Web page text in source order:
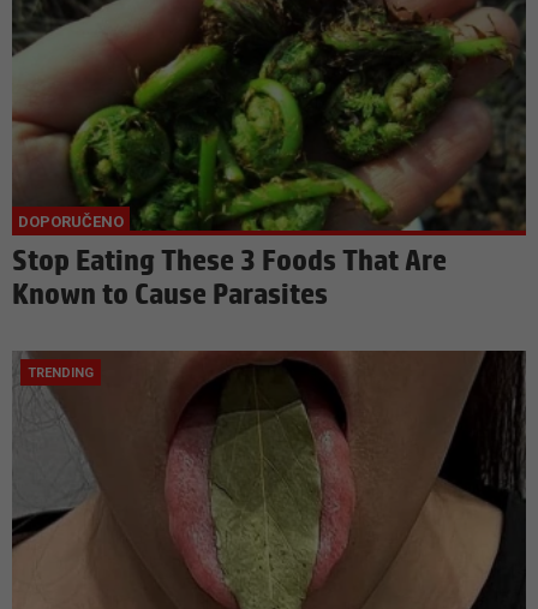
Stop Eating These 3 Foods That Are
Known to Cause Parasites